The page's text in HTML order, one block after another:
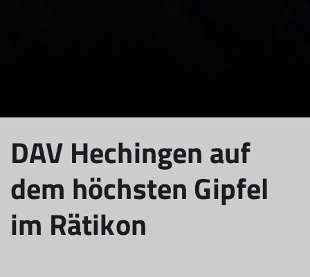
DAV Hechingen auf
dem höchsten Gipfel
im Rätikon